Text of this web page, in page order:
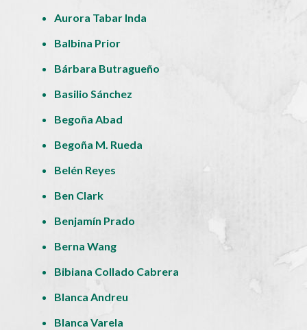
Aurora Tabar Inda
Balbina Prior
Bárbara Butragueño
Basilio Sánchez
Begoña Abad
Begoña M. Rueda
Belén Reyes
Ben Clark
Benjamín Prado
Berna Wang
Bibiana Collado Cabrera
Blanca Andreu
Blanca Varela